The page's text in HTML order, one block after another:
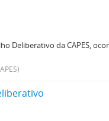
Deliberativo da CAPES,